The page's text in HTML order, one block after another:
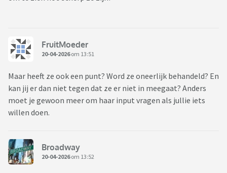
FruitMoeder
20-04-2026om 13:51
Maar heeft ze ook een punt? Word ze oneerlijk behandeld? En
kan jij er dan niet tegen dat ze er niet in meegaat? Anders
moet je gewoon meer om haar input vragen als jullie iets
willen doen.
Broadway
20-04-2026om 13:52